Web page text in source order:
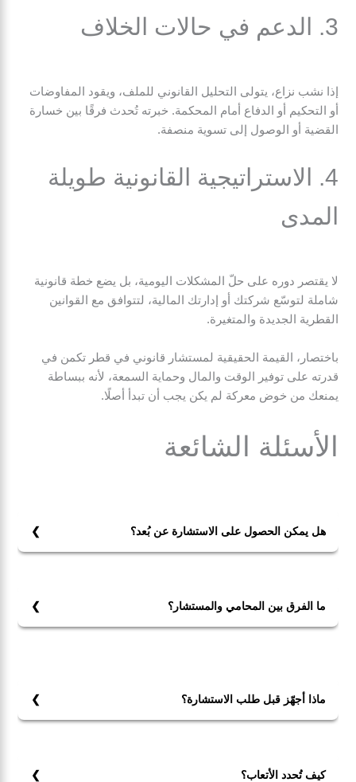
3. الدعم في حالات الخلاف
إذا نشب نزاع، يتولى التحليل القانوني للملف، ويقود المفاوضات
أو التحكيم أو الدفاع أمام المحكمة. خبرته تُحدث فرقًا بين خسارة
القضية أو الوصول إلى تسوية منصفة.
4. الاستراتيجية القانونية طويلة
المدى
لا يقتصر دوره على حلّ المشكلات اليومية، بل يضع خطة قانونية
شاملة لتوسّع شركتك أو إدارتك المالية، لتتوافق مع القوانين
القطرية الجديدة والمتغيرة.
باختصار، القيمة الحقيقية لمستشار قانوني في قطر تكمن في
قدرته على توفير الوقت والمال وحماية السمعة، لأنه ببساطة
يمنعك من خوض معركة لم يكن يجب أن تبدأ أصلًا.
الأسئلة الشائعة
هل يمكن الحصول على الاستشارة عن بُعد؟
ما الفرق بين المحامي والمستشار؟
المحامين يقدمون الاستشارات والتمثيل معًا.
ماذا أجهّز قبل طلب الاستشارة؟
حسب الحالة.
كيف تُحدد الأتعاب؟